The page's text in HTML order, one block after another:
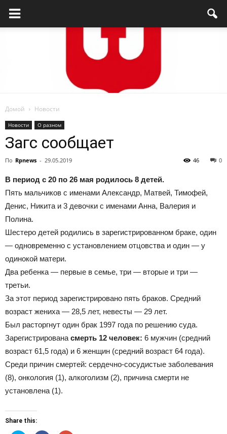
—
Официальный
сайт
газеты
Домой Новости
Новости О разном
Загс сообщает
По Rpnews - 29.05.2019 0
46
В период с 20 по 26 мая родилось 8 детей.
Пять мальчиков с именами Александр, Матвей, Тимофей,
Денис, Никита и 3 девочки с именами Анна, Валерия и
Полина.
Шестеро детей родились в зарегистрированном браке, один
— одновременно с установлением отцовства и один — у
одинокой матери.
Два ребенка — первые в семье, три — вторые и три —
третьи.
За этот период зарегистрировано пять браков. Средний
возраст жениха — 28,5 лет, невесты — 29 лет.
Был расторгнут один брак 1997 года по решению суда.
Зарегистрирована смерть 12 человек: 6 мужчин (средний
возраст 61,5 года) и 6 женщин (средний возраст 64 года).
Среди причин смертей: сердечно-сосудистые заболевания
(8), онкология (1), алкоголизм (2), причина смерти не
установлена (1).
Share this: